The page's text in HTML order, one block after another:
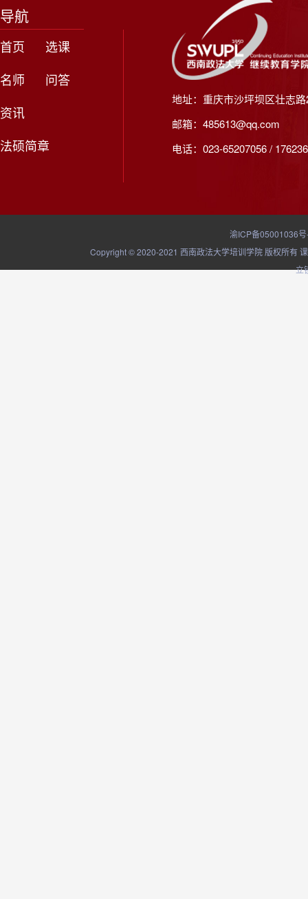
导航
首页
选课
名师
问答
资讯
法硕简章
地址：重庆市沙坪坝区壮志
邮箱：485613@qq.com
电话：023-65207056 /
渝ICP备05001036
Copyright © 2020-2021 西南政法大学培训学院 版权所有
立